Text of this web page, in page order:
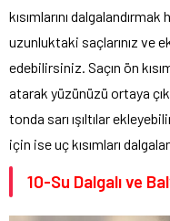
kısımlarını
uzunluktaki saçlarınız ve
edebilirsiniz. Saçın ön
atarak yüzünüzü ortaya
tonda sarı ışıltılar
için ise uç kısımları
10-Su Dalgalı ve